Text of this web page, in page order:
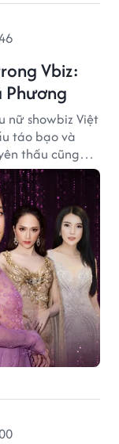
Vbiz:
Phương
nữ showbiz Việt
táo bạo và
thấu cũng